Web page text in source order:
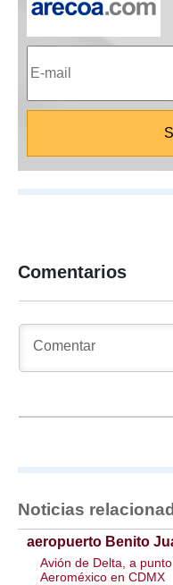
Comentarios
Noticias
aeropuerto Benito
Avión de Delta, a
Aeroméxico en CDMX